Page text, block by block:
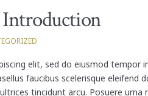
Introduction
elit, sed do eiusmod tempor
faucibus scelerisque
tincidunt arcu. Posuere urna